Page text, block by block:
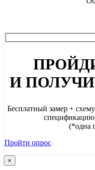
И
Бесплатный замер +
спецификацию
(*одна
Пройти опрос
×